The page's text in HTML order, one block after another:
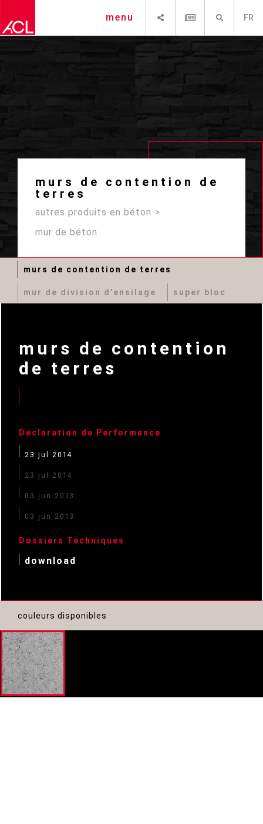
FR
menu
murs de contention de
terres
autres produits en béton
mur de béton
murs de contention de terres
mur de division d'ensilage super bloc
murs de contention
de terres
Déclaration de Performance
23 jul 2014
23 jul 2014
03 jun 2013
03 jun 2013
Dossiers Techniques
download
couleurs disponibles